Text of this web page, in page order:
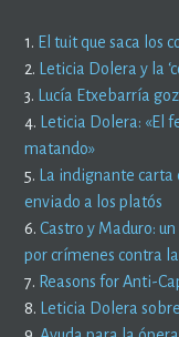
1. El tuit que saca los
2. Leticia Dolera y la
3. Lucía Etxebarría
4. Leticia Dolera: «El
matando»
5. La indignante carta
enviado a los platós
6.Castro y Maduro:
por crímenes contra
7. Reasons for Anti-
8. Leticia Dolera